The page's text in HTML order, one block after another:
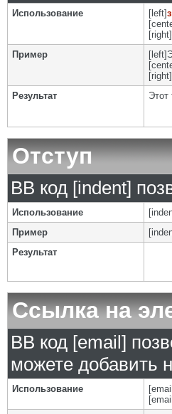
Использование [left]
[right]
Пример
Результат
Этот
Отступ
BB код [indent]
Использование
Пример
Результат
Ссылка на
BB код [email]
можете добавить
Использование